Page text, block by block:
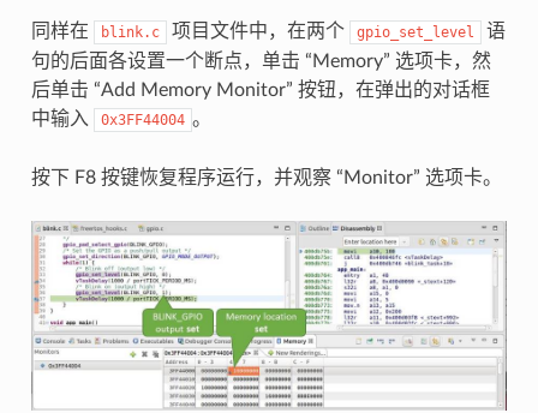
同样在 blink.c 项目文件中，在两个 gpio_set_level
语
句的后面各设置一个断点，单击 “Memory” 选项卡，然
后单击 “Add Memory Monitor” 按钮，在弹出的对话框
中输入
0x3FF44004 。
按下 F8 按键恢复程序运行，并观察 “Monitor” 选项卡。